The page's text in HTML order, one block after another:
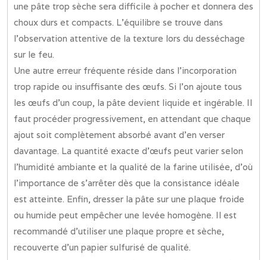
une pâte trop sèche sera difficile à pocher et donnera des
choux durs et compacts. L’équilibre se trouve dans
l’observation attentive de la texture lors du desséchage
sur le feu.
Une autre erreur fréquente réside dans l’incorporation
trop rapide ou insuffisante des œufs. Si l’on ajoute tous
les œufs d’un coup, la pâte devient liquide et ingérable. Il
faut procéder progressivement, en attendant que chaque
ajout soit complètement absorbé avant d’en verser
davantage. La quantité exacte d’œufs peut varier selon
l’humidité ambiante et la qualité de la farine utilisée, d’où
l’importance de s’arrêter dès que la consistance idéale
est atteinte. Enfin, dresser la pâte sur une plaque froide
ou humide peut empêcher une levée homogène. Il est
recommandé d’utiliser une plaque propre et sèche,
recouverte d’un papier sulfurisé de qualité.